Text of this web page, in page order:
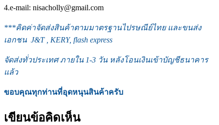
4.e-mail: nisacholly@gmail.com
***คิดค่าจัดส่งสินค้าตามมาตรฐานไปรษณีย์ไทย และขนส่ง
เอกชน J&T , KERY, flash express
จัดส่งทั่วประเทศ ภายใน 1-3 วัน หลังโอนเงินเข้าบัญชีธนาคาร
แล้ว
ขอบคุณทุกท่านที่อุดหนุนสินค้าครับ
เขียนข้อคิดเห็น